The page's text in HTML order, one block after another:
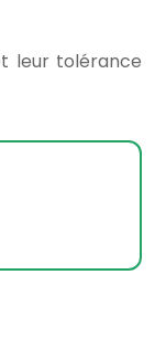
leur tolérance